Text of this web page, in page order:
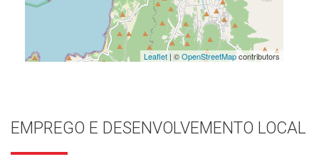
Leaflet| ©OpenStreetMapcontributors
EMPREGO E DESENVOLVEMENTO LOCAL